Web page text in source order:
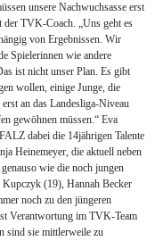
unsere Nachwuchsasse erst
der TVK-Coach. „Uns geht es
von Ergebnissen. Wir
Spielerinnen wie andere
ist nicht unser Plan. Es gibt
wollen, einige Junge, die
an das Landesliga-Niveau
gewöhnen müssen.“ Eva
dabei die 14jährigen Talente
Heinemeyer, die aktuell neben
wie die noch jungen
Kupczyk (19), Hannah Becker
noch zu den jüngeren
Verantwortung im TVK-Team
sind sie mittlerweile zu